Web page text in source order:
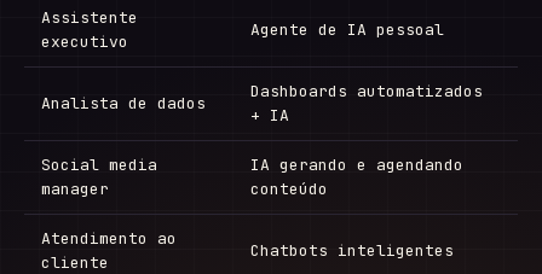
Assistente
executivo
Agente de IA pessoal
Analista de dados
Dashboards automatizados
+ IA
Social media
manager
IA gerando e agendando
conteúdo
Atendimento ao
cliente
Chatbots inteligentes